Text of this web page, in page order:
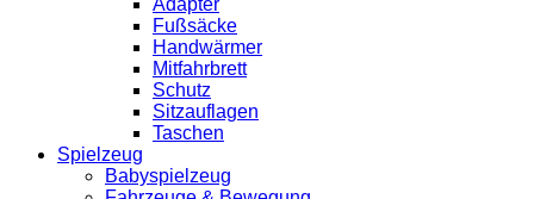
Adapter
Fußsäcke
Handwärmer
Mitfahrbrett
Schutz
Sitzauflagen
Taschen
Spielzeug
Babyspielzeug